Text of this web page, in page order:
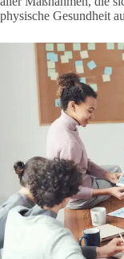
physische Gesundheit